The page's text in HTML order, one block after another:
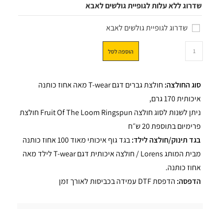
שדרוג ללא עלות לגופיית גולשים לאבא
שדרוג לגופיית גולשים לאבא
הוספה לסל
סוג החולצה:
חולצת גברים דגם T-wear מאה אחוז כותנה
איכותית 170 גרם,
ניתן לשנות לסוג חולצה Fruit Of The Loom Ringspun חולצת
פרימיום בתוספת 20 ש״ח
בגד תינוק/חולצה לילד:
בגד גוף איכותי מאוד 100 אחוז כותנה
מבית המותג Lorens / חולצה איכותית דגם T-wear לילד מאה
אחוז כותנה.
הדפסה: הדפסת DTF עמידה בכביסות לאורך זמן